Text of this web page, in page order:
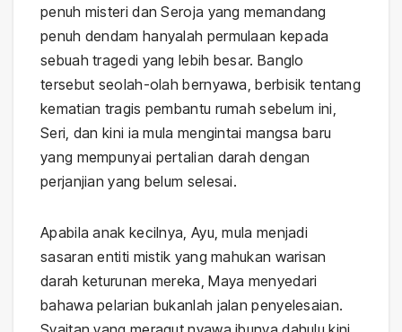
penuh misteri dan Seroja yang memandang
penuh dendam hanyalah permulaan kepada
sebuah tragedi yang lebih besar. Banglo
tersebut seolah-olah bernyawa, berbisik tentang
kematian tragis pembantu rumah sebelum ini,
Seri, dan kini ia mula mengintai mangsa baru
yang mempunyai pertalian darah dengan
perjanjian yang belum selesai.
Apabila anak kecilnya, Ayu, mula menjadi
sasaran entiti mistik yang mahukan warisan
darah keturunan mereka, Maya menyedari
bahawa pelarian bukanlah jalan penyelesaian.